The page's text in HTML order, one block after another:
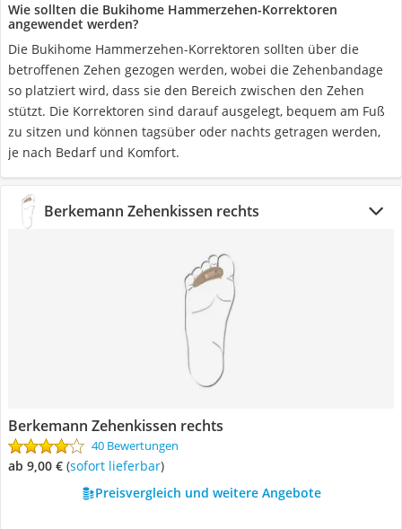
Wie sollten die Bukihome Hammerzehen-Korrektoren
angewendet werden?
Die Bukihome Hammerzehen-Korrektoren sollten über die
betroffenen Zehen gezogen werden, wobei die Zehenbandage
so platziert wird, dass sie den Bereich zwischen den Zehen
stützt. Die Korrektoren sind darauf ausgelegt, bequem am Fuß
zu sitzen und können tagsüber oder nachts getragen werden,
je nach Bedarf und Komfort.
Berkemann Zehenkissen rechts
Berkemann Zehenkissen rechts
40 Bewertungen
ab 9,00 € ( Sofort lieferbar)
Preisvergleich und weitere Angebote